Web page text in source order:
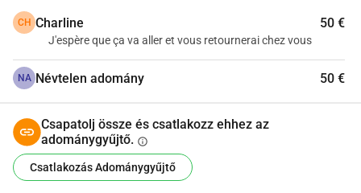
CH Charline 50 €
J'espère que ça va aller et vous retournerai chez vous
NA Névtelen adomány 50 €
Csapatolj össze és csatlakozz ehhez az
adománygyűjtő. info
Csatlakozás Adománygyűjtő